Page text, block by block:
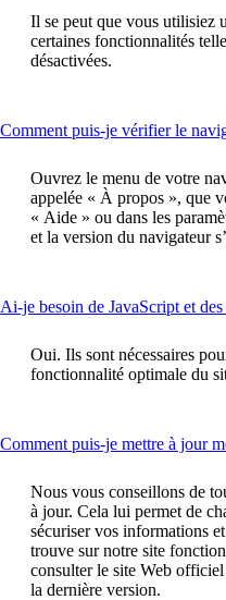
Il se peut que vous utilisiez
certaines fonctionnalités
désactivées.
Comment puis-je vérifier le
Ouvrez le menu de votre
appelée « À propos », que
« Aide » ou dans les
et la version du navigateur
Ai-je besoin de JavaScript et
Oui. Ils sont nécessaires
fonctionnalité optimale du
Comment puis-je mettre à jour
Nous vous conseillons de
à jour. Cela lui permet de
sécuriser vos informations
trouve sur notre site
consulter le site Web
la dernière version.